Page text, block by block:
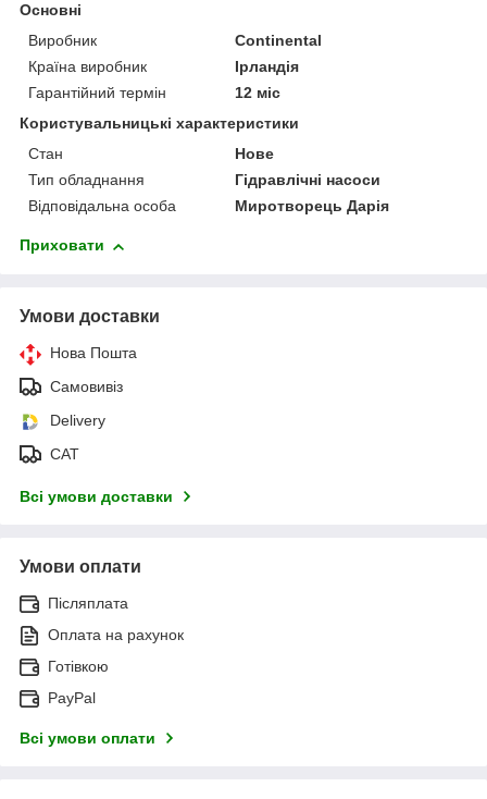
Основні
Виробник
Continental
Країна виробник
Ірландія
Гарантійний термін
12 міс
Користувальницькі характеристики
Стан
Нове
Тип обладнання
Гідравлічні насоси
Відповідальна особа
Миротворець Дарія
Приховати
Умови доставки
Нова Пошта
Самовивіз
Delivery
САТ
Всі умови доставки
Умови оплати
Післяплата
Оплата на рахунок
Готівкою
PayPal
Всі умови оплати